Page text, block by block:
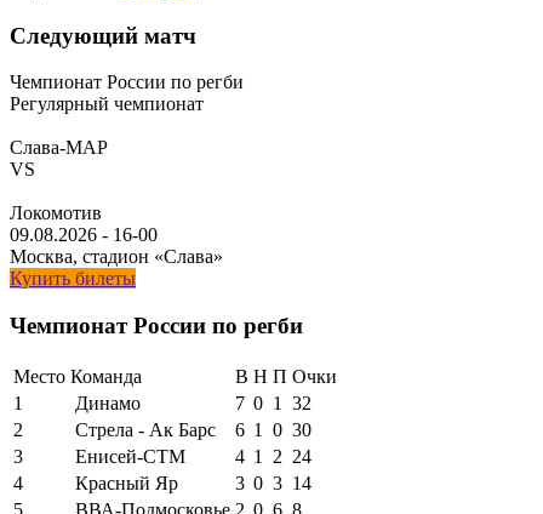
Следующий матч
Чемпионат России по регби
Регулярный чемпионат
Слава-МАР
VS
Локомотив
09.08.2026 - 16-00
Москва, стадион «Слава»
Купить билеты
Чемпионат России по регби
Место Команда В Н П Очки
1
Динамо 7 0 1
32
2
Стрела - Ак Барс 6 1 0 30
3
Енисей-СТМ 4 1 2 24
4
Красный Яр 3 0 3 14
5
ВВА-Подмосковье 2 0 6 8